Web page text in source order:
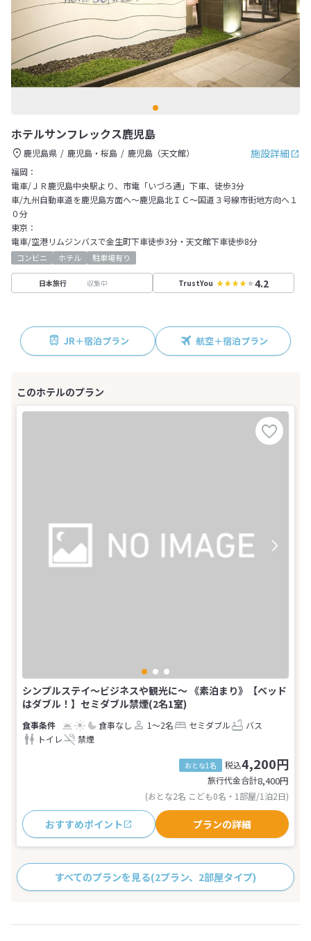
ホテルサンフレックス鹿児島
施設詳細
鹿児島県 鹿児島・桜島
鹿児島（天文館）
福岡：
電車/ＪＲ鹿児島中央駅より、市電「いづろ通」下車、徒歩3分
車/九州自動車道を鹿児島方面へ～鹿児島北ＩＣ～国道３号線市街地方向へ１
０分
東京：
電車/空港リムジンバスで金生町下車徒歩3分・天文館下車徒歩8分
コンビニ ホテル 駐車場有り
日本旅行 収集中 TrustYou 4.2
JR＋宿泊プラン 航空＋宿泊プラン
シンプルステイ～ビジネスや観光に～ 《素泊まり》【ベッド
はダブル！】セミダブル禁煙(2名1室)
食事なし 1～2名 セミダブル
バス
トイレ
禁煙
おとな1名 税込4,200円
旅行代金合計8,400円
(おとな2名 こども0名・1部屋/1泊2日)
おすすめポイント プランの詳細
すべてのプランを見る(2プラン、2部屋タイプ)